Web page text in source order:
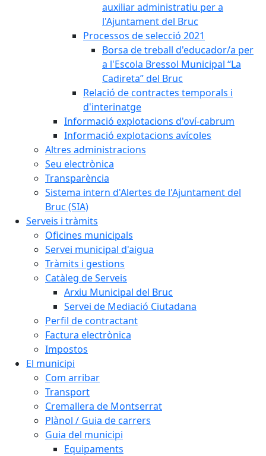
auxiliar administratiu per a
l'Ajuntament del Bruc
Processos de selecció 2021
Borsa de treball d'educador/a per
a l'Escola Bressol Municipal “La
Cadireta” del Bruc
Relació de contractes temporals i
d'interinatge
Informació explotacions d'oví-cabrum
Informació explotacions avícoles
Altres administracions
Seu electrònica
Transparència
Sistema intern d'Alertes de l'Ajuntament del
Bruc (SIA)
Serveis i tràmits
Oficines municipals
Servei municipal d'aigua
Tràmits i gestions
Catàleg de Serveis
Arxiu Municipal del Bruc
Servei de Mediació Ciutadana
Perfil de contractant
Factura electrònica
Impostos
El municipi
Com arribar
Transport
Cremallera de Montserrat
Plànol / Guia de carrers
Guia del municipi
Equipaments